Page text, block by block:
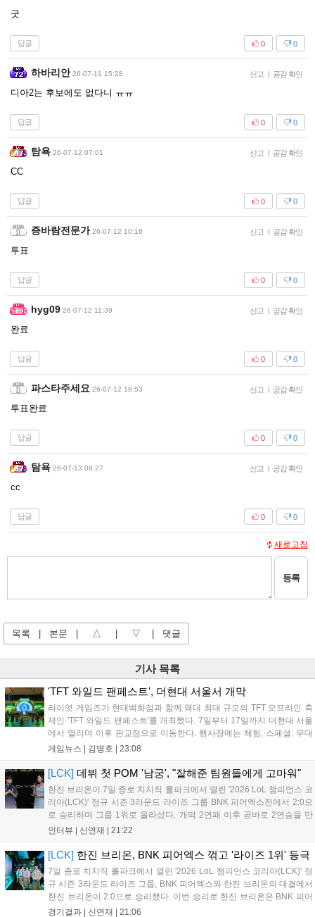
굿
답글 0
0
하바리안 26-07-11 15:28 신고 | 공감 확인
디아2는 후보에도 없다니 ㅠㅠ
답글 0
0
탐욕 26-07-12 07:01 신고 | 공감 확인
CC
답글 0
0
증바람전문가 26-07-12 10:16 신고 | 공감 확인
투표
답글 0
0
hyg09 26-07-12 11:39 신고 | 공감 확인
완료
답글 0
0
파스타주세요 26-07-12 18:53 신고 | 공감 확인
투표완료
답글 0
0
탐욕 26-07-13 08:27 신고 | 공감 확인
cc
답글 0
0
새로고침
등록
목록 본문 △ ▽ 댓글
기사 목록
'TFT 와일드 팬페스트', 더현대 서울서 개막
라이엇 게임즈가 현대백화점과 함께 역대 최대 규모의 TFT 오프라인 축
제인 'TFT 와일드 팬페스트'를 개최했다. 7일부터 17일까지 더현대 서울
에서 열리며 이후 판교점으로 이동한다. 행사장에는 체험, 스페셜, 무대
존이 마련됐으며 8일 오후 2시 인비테이셔널, 15일 오후 2시 스트리머
다. 사전 예약은 조기 마감될 만큼 큰 인기를 끌고 있다....
게임뉴스 | 김병호 23:08
[LCK] 데뷔 첫 POM '남궁', "잘해준 팀원들에게 고마워"
한진 브리온이 7일 종로 치지직 롤파크에서 열린 '2026 LoL 챔피언스 코
리아(LCK)' 정규 시즌 3라운드 라이즈 그룹 BNK 피어엑스전에서 2:0으
로 승리하며 그룹 1위로 올라섰다. 개막 2연패 이후 곧바로 2연승을 만
들어내면서 이어질 4라운드에 대한 기대감을 올렸다. 다음은 이날 데뷔
인터뷰 | 신연재 21:22
[LCK] 한진 브리온, BNK 피어엑스 꺾고 '라이즈 1위' 등극
7일 종로 치지직 롤파크에서 열린 '2026 LoL 챔피언스 코리아(LCK)' 정
규 시즌 3라운드 라이즈 그룹, BNK 피어엑스와 한진 브리온의 대결에서
한진 브리온이 2:0으로 승리했다. 이번 승리로 한진 브리온은 BNK 피어
엑스를 제치고 라이즈 그룹 1위로 올라섰다. 1세트, 한진 브리온이 '로머'
경기결과 | 신연재 21:06